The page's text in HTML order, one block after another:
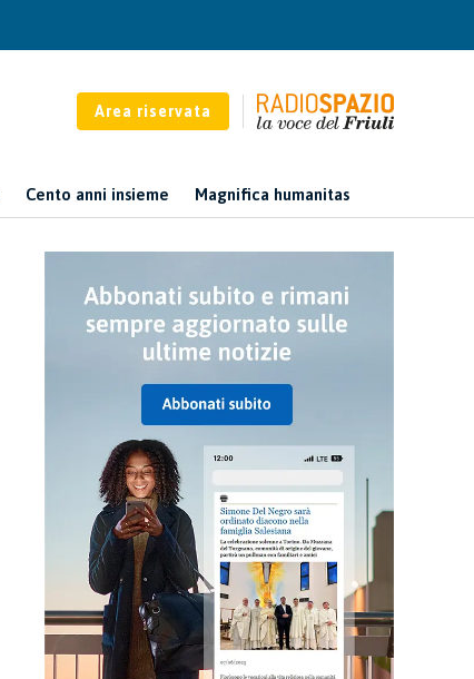
Area riservata
Cento anni insieme Magnifica humanitas